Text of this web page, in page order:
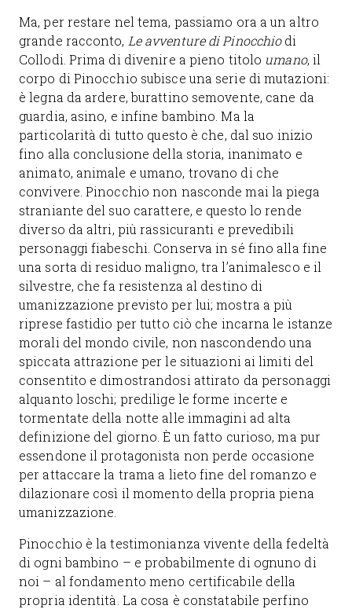
Ma, per restare nel tema, passiamo ora a un altro
grande racconto, Le avventure di Pinocchiodi
Collodi. Prima di divenire a pieno titolo umano, il
corpo di Pinocchio subisce una serie di mutazioni:
è legna da ardere, burattino semovente, cane da
guardia, asino, e infine bambino. Ma la
particolarità di tutto questo è che, dal suo inizio
fino alla conclusione della storia, inanimato e
animato, animale e umano, trovano di che
convivere. Pinocchio non nasconde mai la piega
straniante del suo carattere, e questo lo rende
diverso da altri, più rassicuranti e prevedibili
personaggi fiabeschi. Conserva in sé fino alla fine
una sorta di residuo maligno, tra l’animalesco e il
silvestre, che fa resistenza al destino di
umanizzazione previsto per lui; mostra a più
riprese fastidio per tutto ciò che incarna le istanze
morali del mondo civile, non nascondendo una
spiccata attrazione per le situazioni ai limiti del
consentito e dimostrandosi attirato da personaggi
alquanto loschi; predilige le forme incerte e
tormentate della notte alle immagini ad alta
definizione del giorno. È un fatto curioso, ma pur
essendone il protagonista non perde occasione
per attaccare la trama a lieto fine del romanzo e
dilazionare così il momento della propria piena
umanizzazione.
Pinocchio è la testimonianza vivente della fedeltà
di ogni bambino – e probabilmente di ognuno di
noi – al fondamento meno certificabile della
propria identità. La cosa è constatabile perfino